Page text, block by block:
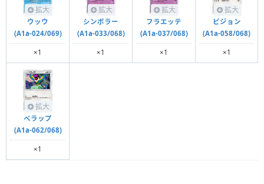
拡大
ウッウ
(A1a-024/069)
×1
拡大
シンボラー
(A1a-033/068)
×1
拡大
フラエッテ
(A1a-037/068)
×1
拡大
ピジョン
(A1a-058/068)
×1
拡大
ペラップ
(A1a-062/068)
×1